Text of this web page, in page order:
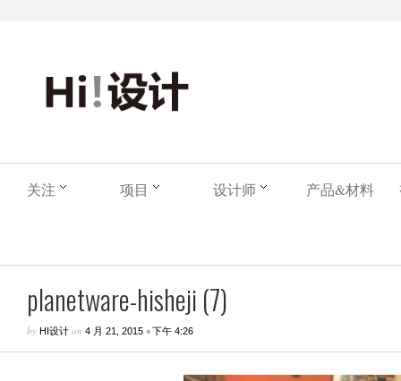
关注 项目 设计师 产品&材料
planetware-hisheji (7)
by HI设计 on 4 月 21, 2015 •下午 4:26